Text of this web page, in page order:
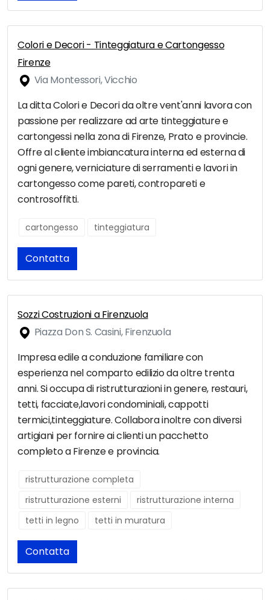
Colori e Decori - Tinteggiatura e Cartongesso
Firenze
Via Montessori, Vicchio
La ditta Colori e Decori da oltre vent'anni lavora con
passione per realizzare ad arte tinteggiature e
cartongessi nella zona di Firenze, Prato e provincie.
Offre al cliente imbiancatura interna ed esterna di
ogni genere, verniciature di serramenti e lavori in
cartongesso come pareti, contropareti e
controsoffitti.
cartongesso tinteggiatura
Contatta
Sozzi Costruzioni a Firenzuola
Piazza Don S. Casini, Firenzuola
Impresa edile a conduzione familiare con
esperienza nel comparto edilizio da oltre trenta
anni. Si occupa di ristrutturazioni in genere, restauri,
tetti, facciate,lavori condominiali, cappotti
termici,tinteggiature. Collabora inoltre con diversi
artigiani per fornire ai clienti un pacchetto
completo a Firenze e provincia.
ristrutturazione completa
ristrutturazione esterni
ristrutturazione interna
tetti in legno
tetti in muratura
Contatta